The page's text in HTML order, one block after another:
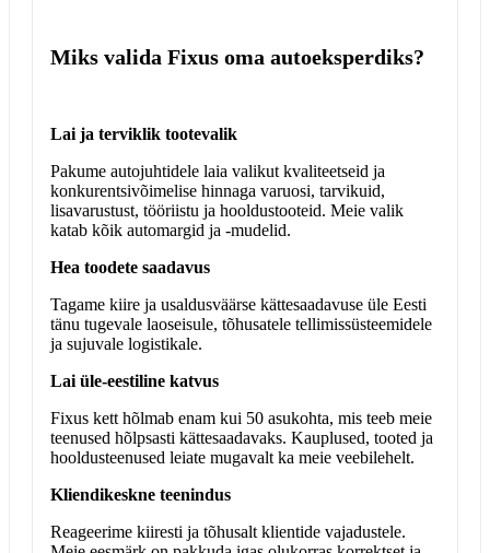
Miks valida Fixus oma autoeksperdiks?
Lai ja terviklik tootevalik
Pakume autojuhtidele laia valikut kvaliteetseid ja
konkurentsivõimelise hinnaga varuosi, tarvikuid,
lisavarustust, tööriistu ja hooldustooteid. Meie valik
katab kõik automargid ja -mudelid.
Hea toodete saadavus
Tagame kiire ja usaldusväärse kättesaadavuse üle Eesti
tänu tugevale laoseisule, tõhusatele tellimissüsteemidele
ja sujuvale logistikale.
Lai üle-eestiline katvus
Fixus kett hõlmab enam kui 50 asukohta, mis teeb meie
teenused hõlpsasti kättesaadavaks. Kauplused, tooted ja
hooldusteenused leiate mugavalt ka meie veebilehelt.
Kliendikeskne teenindus
Reageerime kiiresti ja tõhusalt klientide vajadustele.